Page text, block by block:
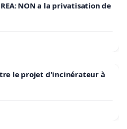
NON a la privatisation de
le projet d'incinérateur à